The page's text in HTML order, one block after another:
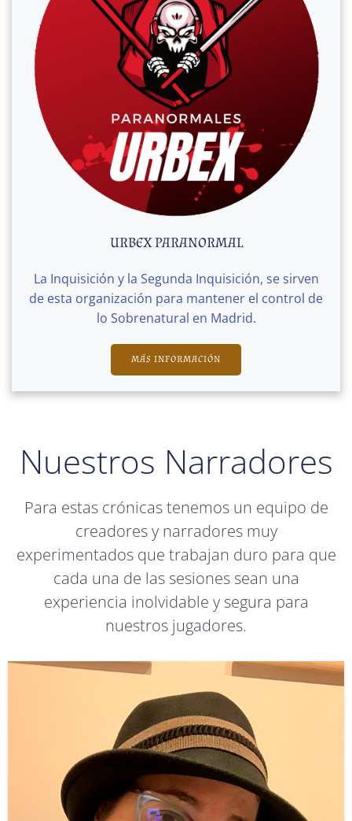
URBEX PARANORMAL
La Inquisición y la Segunda Inquisición, se sirven
de esta organización para mantener el control de
lo Sobrenatural en Madrid.
MÁS INFORMACIÓN
Nuestros Narradores
Para estas crónicas tenemos un equipo de
creadores y narradores muy
experimentados que trabajan duro para que
cada una de las sesiones sean una
experiencia inolvidable y segura para
nuestros jugadores.